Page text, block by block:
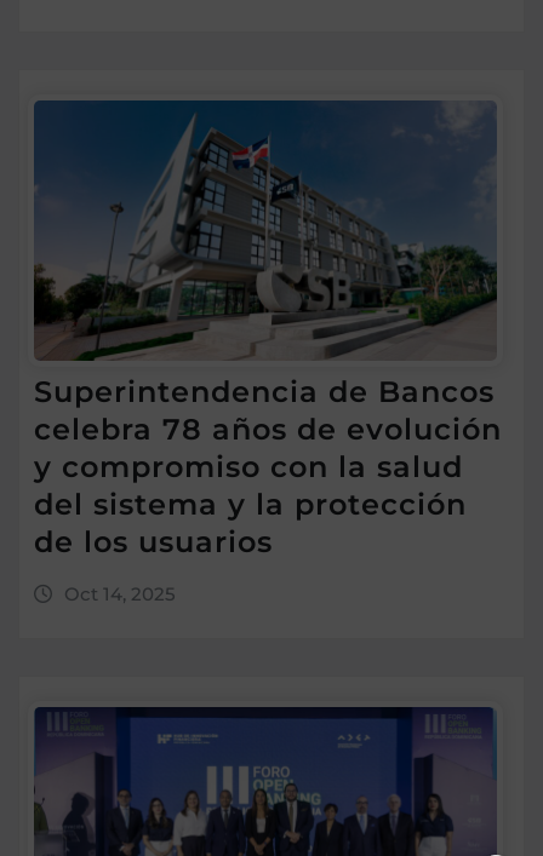
Superintendencia de Bancos
celebra 78 años de evolución
y compromiso con la salud
del sistema y la protección
de los usuarios
Oct 14, 2025